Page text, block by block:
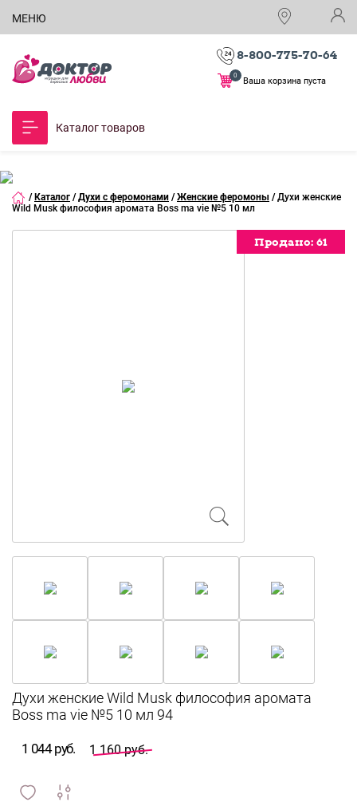
МЕНЮ
8-800-775-70-64
Ваша корзина пуста
0
Каталог товаров
/ Каталог / Духи с феромонами / Женские феромоны / Духи женские
Wild Musk философия аромата Boss ma vie №5 10 мл
Продано: 61
Продано: 61
Продано: 61
Продано: 61
Продано: 61
Продано: 61
Продано: 61
Продано: 61
1 044 руб. 1 160 руб.